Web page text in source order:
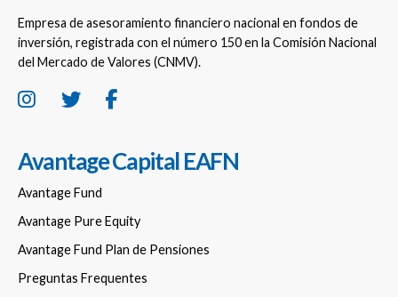
Empresa de asesoramiento financiero nacional en fondos de
inversión, registrada con el número 150 en la Comisión Nacional
del Mercado de Valores (CNMV).
Avantage Capital EAFN
Avantage Fund
Avantage Pure Equity
Avantage Fund Plan de Pensiones
Preguntas Frequentes